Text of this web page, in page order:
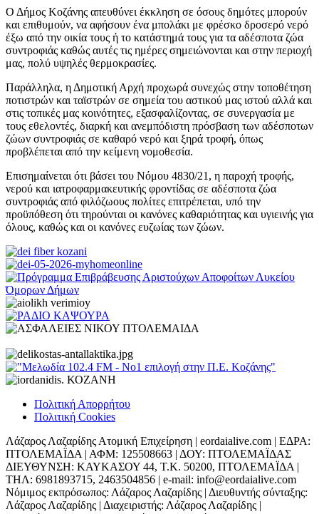
Ο Δήμος Κοζάνης απευθύνει έκκληση σε όσους δημότες μπορούν
και επιθυμούν, να αφήσουν ένα μπολάκι με φρέσκο δροσερό νερό
έξω από την οικία τους ή το κατάστημά τους για τα αδέσποτα ζώα
συντροφιάς καθώς αυτές τις ημέρες σημειώνονται και στην περιοχή
μας, πολύ υψηλές θερμοκρασίες.
Παράλληλα, η Δημοτική Αρχή προχωρά συνεχώς στην τοποθέτηση
ποτιστρών και ταϊστρών σε σημεία του αστικού μας ιστού αλλά και
στις τοπικές μας κοινότητες, εξασφαλίζοντας, σε συνεργασία με
τους εθελοντές, διαρκή και ανεμπόδιστη πρόσβαση των αδέσποτων
ζώων συντροφιάς σε καθαρό νερό και ξηρά τροφή, όπως
προβλέπεται από την κείμενη νομοθεσία.
Επισημαίνεται ότι βάσει του Νόμου 4830/21, η παροχή τροφής,
νερού και ιατροφαρμακευτικής φροντίδας σε αδέσποτα ζώα
συντροφιάς από φιλόζωους πολίτες επιτρέπεται, υπό την
προϋπόθεση ότι τηρούνται οι κανόνες καθαριότητας και υγιεινής για
όλους, καθώς και οι κανόνες ευζωίας των ζώων.
Πολιτική Απορρήτου
Πολιτική Cookies
Λάζαρος Λαζαρίδης Ατομική Επιχείρηση | eordaialive.com | ΕΔΡΑ:
ΠΤΟΛΕΜΑΪΔΑ | ΑΦΜ: 125508663 | ΔΟΥ: ΠΤΟΛΕΜΑΪΔΑΣ
ΔΙΕΥΘΥΝΣΗ: ΚΑΥΚΑΣΟΥ 44, Τ.Κ. 50200, ΠΤΟΛΕΜΑΪΔΑ |
ΤΗΛ: 6981893715, 2463504856 | e-mail: info@eordaialive.com
Νόμιμος εκπρόσωπος: Λάζαρος Λαζαρίδης | Διευθυντής σύνταξης:
Λάζαρος Λαζαρίδης | Διαχειριστής: Λάζαρος Λαζαρίδης |